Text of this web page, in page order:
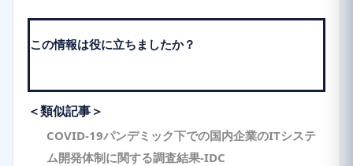
この情報は役に立ちましたか？
＜類似記事＞
COVID-19パンデミック下での国内企業のITシステ
ム開発体制に関する調査結果-IDC